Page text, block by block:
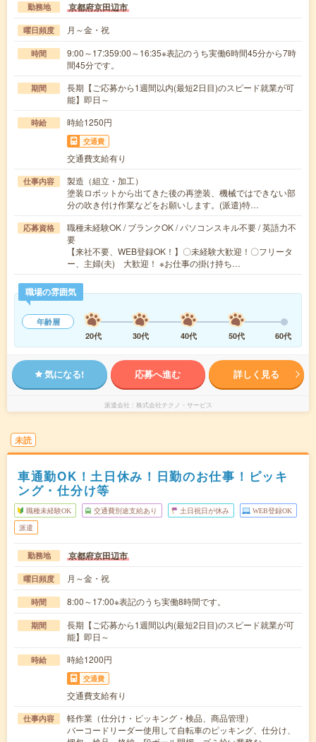
勤務地 京都府京田辺市
曜日頻度 月～金・祝
時間
9:00～17:359:00～16:35※表記のうち実働6時間45分から7時
間45分です。
期間
長期【ご応募から1週間以内(最短2日目)のスピード就業が可
能】即日～
時給 時給1250円
交通費
交通費支給有り
仕事内容
製造（組立・加工）
塗装ロボットから出てきた後の再塗装、機械ではできない部
分の吹き付け作業などをお願いします。(派遣)特…
応募資格
職種未経験OK / ブランクOK / パソコンスキル不要 / 英語力不
要
【来社不要、WEB登録OK！】〇未経験大歓迎！〇フリータ
ー、主婦(夫) 大歓迎！ ※お仕事の掛け持ち…
職場の雰囲気
年齢層
20代
30代 40代 50代 60代
気になる! 応募へ進む 詳しく見る
派遣会社 株式会社テクノ・サービス
未読
車通勤OK！土日休み！日勤のお仕事！ピッキ
ング・仕分け等
職種未経験OK 交通費別途支給あり 土日祝日が休み WEB登録OK
派遣
勤務地 京都府京田辺市
曜日頻度 月～金・祝
時間 8:00～17:00※表記のうち実働8時間です。
期間
長期【ご応募から1週間以内(最短2日目)のスピード就業が可
能】即日～
時給 時給1200円
交通費
交通費支給有り
仕事内容
軽作業（仕分け・ピッキング・検品、商品管理）
バーコードリーダー使用して自転車のピッキング、仕分け、